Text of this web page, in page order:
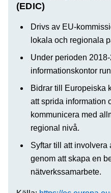
(EDIC)
Drivs av EU-
lokala och regionala
Under perioden
informationskontor
Bidrar till Europeiska
att sprida information
kommunicera med
regional nivå.
Syftar till att
genom att skapa en
nätverkssamarbete.